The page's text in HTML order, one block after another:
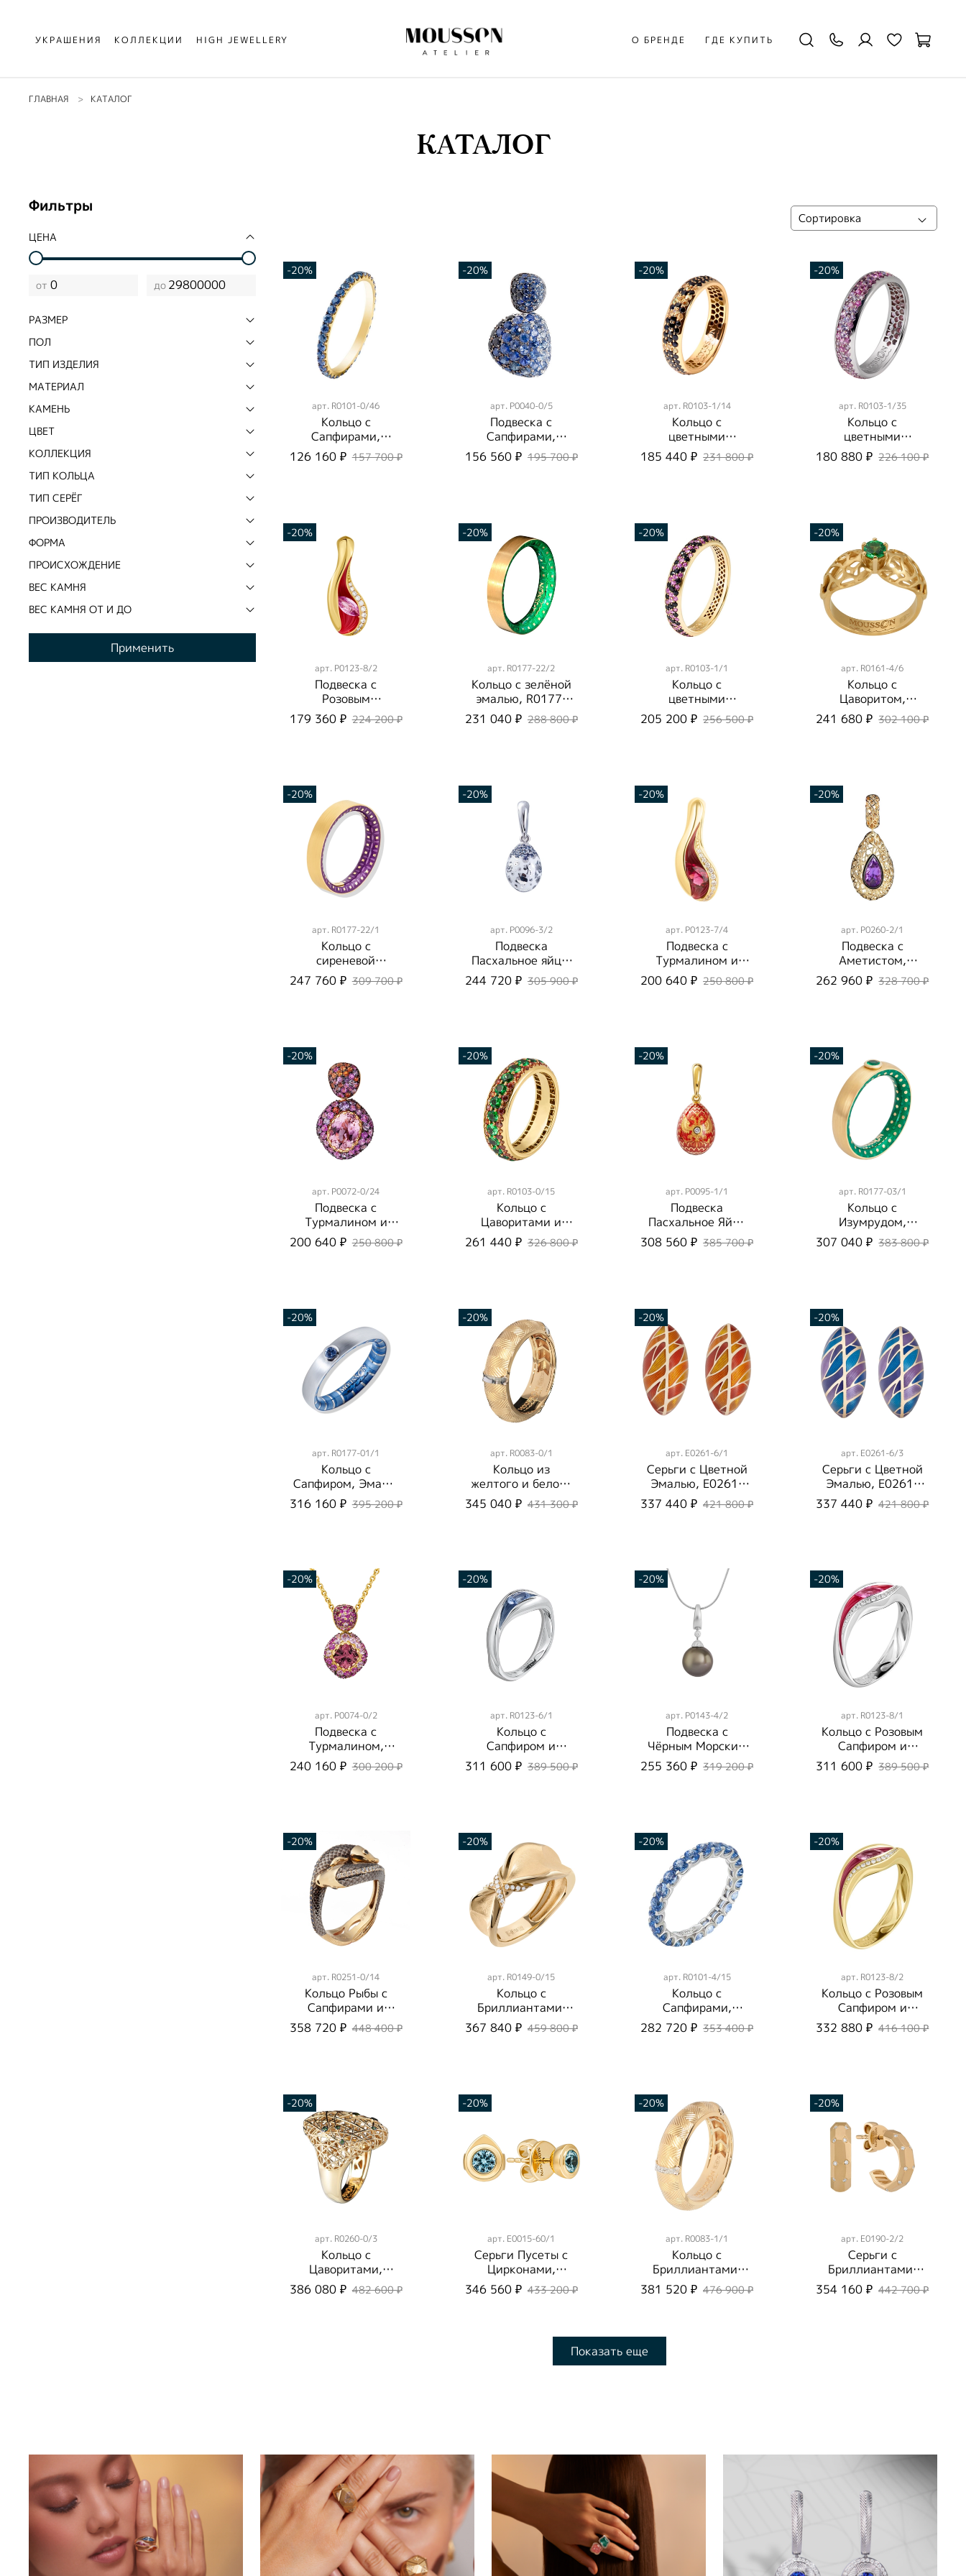
УКРАШЕНИЯ КОЛЛЕКЦИИ HIGH JEWELLERY О БРЕНДЕ ГДЕ КУПИТЬ
ГЛАВНАЯ КАТАЛОГ
КАТАЛОГ
-20%
арт. R0101-0/46
Кольцо c
Сапфирами,
R0101-0/46
126 160 ₽ 157 700 ₽
-20%
арт. P0040-0/5
Подвеска с
Сапфирами,
P0040-0/5
156 560 ₽ 195 700 ₽
-20%
арт. R0103-1/14
Кольцо с
цветными
Сапфирами,
R0103-1/14
185 440 ₽ 231 800 ₽
-20%
арт. R0103-1/35
Кольцо с
цветными
Сапфирами,R0103
-1/35
180 880 ₽ 226 100 ₽
-20%
арт. P0123-8/2
Подвеска с
Розовым
Сапфиром и
Бриллиантами,
179 360 ₽ 224 200 ₽
-20%
арт. R0177-22/2
Кольцо с зелёной
эмалью, R0177-
22/2
231 040 ₽ 288 800 ₽
-20%
арт. R0103-1/1
Кольцо с
цветными
Сапфирами,
R0103-1/1
205 200 ₽ 256 500 ₽
-20%
арт. R0161-4/6
Кольцо с
Цаворитом,
R0161-4/6
241 680 ₽ 302 100 ₽
-20%
арт. R0177-22/1
Кольцо с
сиреневой
эмалью, R0177-
22/1
247 760 ₽ 309 700 ₽
-20%
арт. P0096-3/2
Подвеска
Пасхальное яйцо,
Эмаль P0096-3/2
244 720 ₽ 305 900 ₽
-20%
арт. P0123-7/4
Подвеска с
Турмалином и
Бриллиантами,
Эмаль, P0123-7/4
200 640 ₽ 250 800 ₽
-20%
арт. P0260-2/1
Подвеска с
Аметистом,
P0260-2/1
262 960 ₽ 328 700 ₽
-20%
арт. P0072-0/24
Подвеска с
Турмалином и
Сапфирами,
P0072-0/24
200 640 ₽ 250 800 ₽
-20%
арт. R0103-0/15
Кольцо с
Цаворитами и
Сапфирами,
R0103-0/15
261 440 ₽ 326 800 ₽
-20%
арт. P0095-1/1
Подвеска
Пасхальное Яйцо
с Бриллиантом,
Эмаль P0095-1/1
308 560 ₽ 385 700 ₽
-20%
арт. R0177-03/1
Кольцо с
Изумрудом,
Эмаль, R0177-
03/1
307 040 ₽ 383 800 ₽
-20%
арт. R0177-01/1
Кольцо с
Сапфиром, Эмаль,
R0177-01/1
316 160 ₽ 395 200 ₽
-20%
арт. R0083-0/1
Кольцо из
желтого и белого
золота, R0083-
0/1
345 040 ₽ 431 300 ₽
-20%
арт. E0261-6/1
Серьги с Цветной
Эмалью, E0261-
6/1
337 440 ₽ 421 800 ₽
-20%
арт. E0261-6/3
Серьги с Цветной
Эмалью, E0261-
6/3
337 440 ₽ 421 800 ₽
-20%
арт. P0074-0/2
Подвеска с
Турмалином,
Рубинами и
Розовыми
240 160 ₽ 300 200 ₽
-20%
арт. R0123-6/1
Кольцо с
Сапфиром и
Бриллиантами,
Эмаль, R0123-6/1
311 600 ₽ 389 500 ₽
-20%
арт. P0143-4/2
Подвеска с
Чёрным Морским
Жемчугом и
Бриллиантами,
255 360 ₽ 319 200 ₽
-20%
арт. R0123-8/1
Кольцо с Розовым
Сапфиром и
Бриллиантами,
R0123-8/1
311 600 ₽ 389 500 ₽
-20%
арт. R0251-0/14
Кольцо Рыбы с
Сапфирами и
Бриллиантами,
R0251-0/14
358 720 ₽ 448 400 ₽
-20%
арт. R0149-0/15
Кольцо с
Бриллиантами,
R0149-0/15
367 840 ₽ 459 800 ₽
-20%
арт. R0101-4/15
Кольцо c
Сапфирами,
R0101-4/15
282 720 ₽ 353 400 ₽
-20%
арт. R0123-8/2
Кольцо с Розовым
Сапфиром и
Бриллиантами,
Эмаль, R0123-8/2
332 880 ₽ 416 100 ₽
-20%
арт. R0260-0/3
Кольцо с
Цаворитами,
R0260-0/3
386 080 ₽ 482 600 ₽
-20%
арт. E0015-60/1
Серьги Пусеты с
Цирконами,
E0015-60/1
346 560 ₽ 433 200 ₽
-20%
арт. R0083-1/1
Кольцо с
Бриллиантами,
R0083-1/1
381 520 ₽ 476 900 ₽
-20%
арт. E0190-2/2
Серьги с
Бриллиантами,
E0190-2/2
354 160 ₽ 442 700 ₽
Показать еще
Фильтры
ЦЕНА
от до
РАЗМЕР
ПОЛ
ТИП ИЗДЕЛИЯ
МАТЕРИАЛ
КАМЕНЬ
ЦВЕТ
КОЛЛЕКЦИЯ
ТИП КОЛЬЦА
ТИП СЕРЁГ
ПРОИЗВОДИТЕЛЬ
ФОРМА
ПРОИСХОЖДЕНИЕ
ВЕС КАМНЯ
ВЕС КАМНЯ ОТ И ДО
Применить